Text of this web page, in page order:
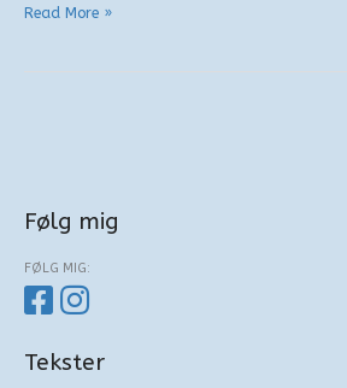
Biblioteker
Read More »
Følg mig
FØLG MIG:
Tekster